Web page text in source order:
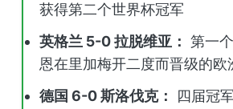
获得第二个世界杯冠军
英格兰 5-0 拉脱维亚： 第一
恩在里加梅开二度而晋级的欧
德国 6-0 斯洛伐克：
四届冠